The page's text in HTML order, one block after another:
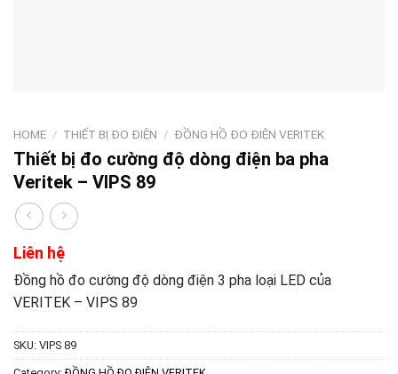
HOME / THIẾT BỊ ĐO ĐIỆN / ĐỒNG HỒ ĐO ĐIỆN VERITEK
Thiết bị đo cường độ dòng điện ba pha
Veritek – VIPS 89
Liên hệ
Đồng hồ đo cường độ dòng điện 3 pha loại LED của
VERITEK – VIPS 89
SKU: VIPS 89